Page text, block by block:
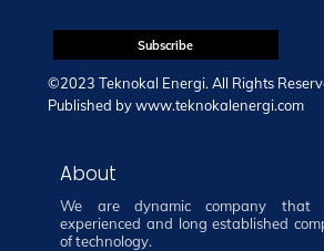
©2023 Teknokal Energi. All Rights
Published bywww.teknokalenergi.com
About
We are dynamic company that
experienced and long established
of technology.